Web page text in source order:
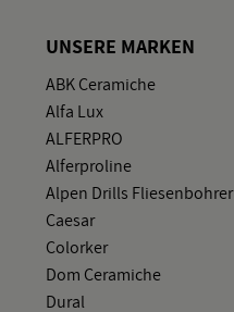
UN­SE­RE MAR­KEN
ABK Ce­ra­mi­che
Alfa Lux
AL­FER­PRO
Al­fer­pro­li­ne
Alpen Drills Flie­sen­boh­rer
Cae­sar
Co­lor­ker
Dom Ce­ra­mi­che
Dural